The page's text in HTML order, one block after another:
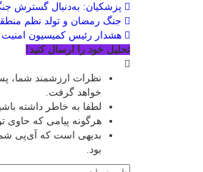
پزشکیان: به‌دنبال گسترش
جنگ رمضان و تولد نظم
هشدار رئیس کمیسیون امنیت
تحلیل خود را ارسال کنید!
نظرات ارزشمند شما،
خواهد گرفت.
لطفا به خاطر داشته
هرگونه پیامی که حاوی
بدیهی است که آی‌پی
بود.